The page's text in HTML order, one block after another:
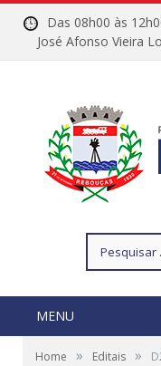
Das 08h00 às
José Afonso
por:
MENU
Home » Editais »